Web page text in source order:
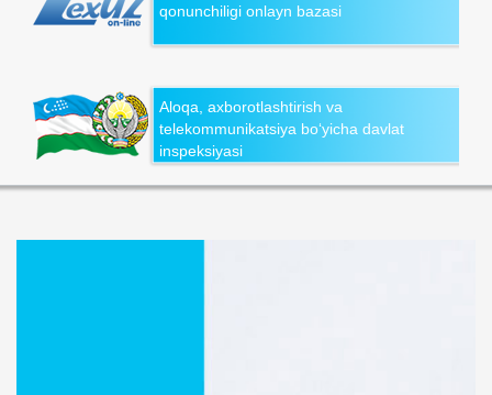
qonunchiligi onlayn bazasi
Aloqa, axborotlashtirish va
telekommunikatsiya bo‘yicha davlat
inspeksiyasi